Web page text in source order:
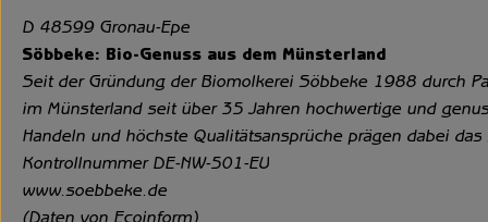
D 48599 Gronau-Epe
Söbbeke: Bio-Genuss aus dem Münsterland
Seit der Gründung der Biomolkerei Söbbeke 1988 durch
im Münsterland seit über 35 Jahren hochwertige und
Handeln und höchste Qualitäts­ansprüche prägen dabei
Kontrollnummer DE-NW-501-EU
www.soebbeke.de